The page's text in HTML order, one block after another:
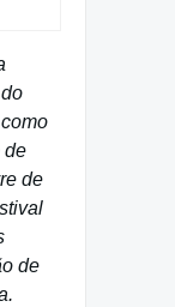
de
de
de